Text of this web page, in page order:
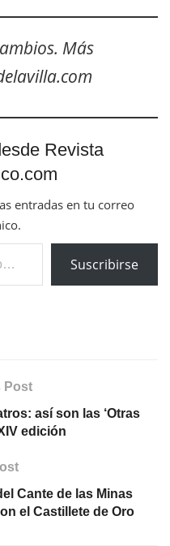
Más
Revista
entradas en tu correo
Suscribirse
Post
así son las ‘Otras
edición
Cante de las Minas
el Castillete de Oro